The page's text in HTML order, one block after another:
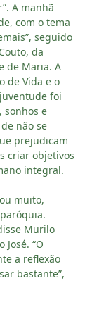
A manhã
com o tema
seguido
da
de Maria. A
de Vida e o
foi
sonhos e
não se
prejudicam
criar objetivos
integral.
muito,
Murilo
“O
a reflexão
bastante”,